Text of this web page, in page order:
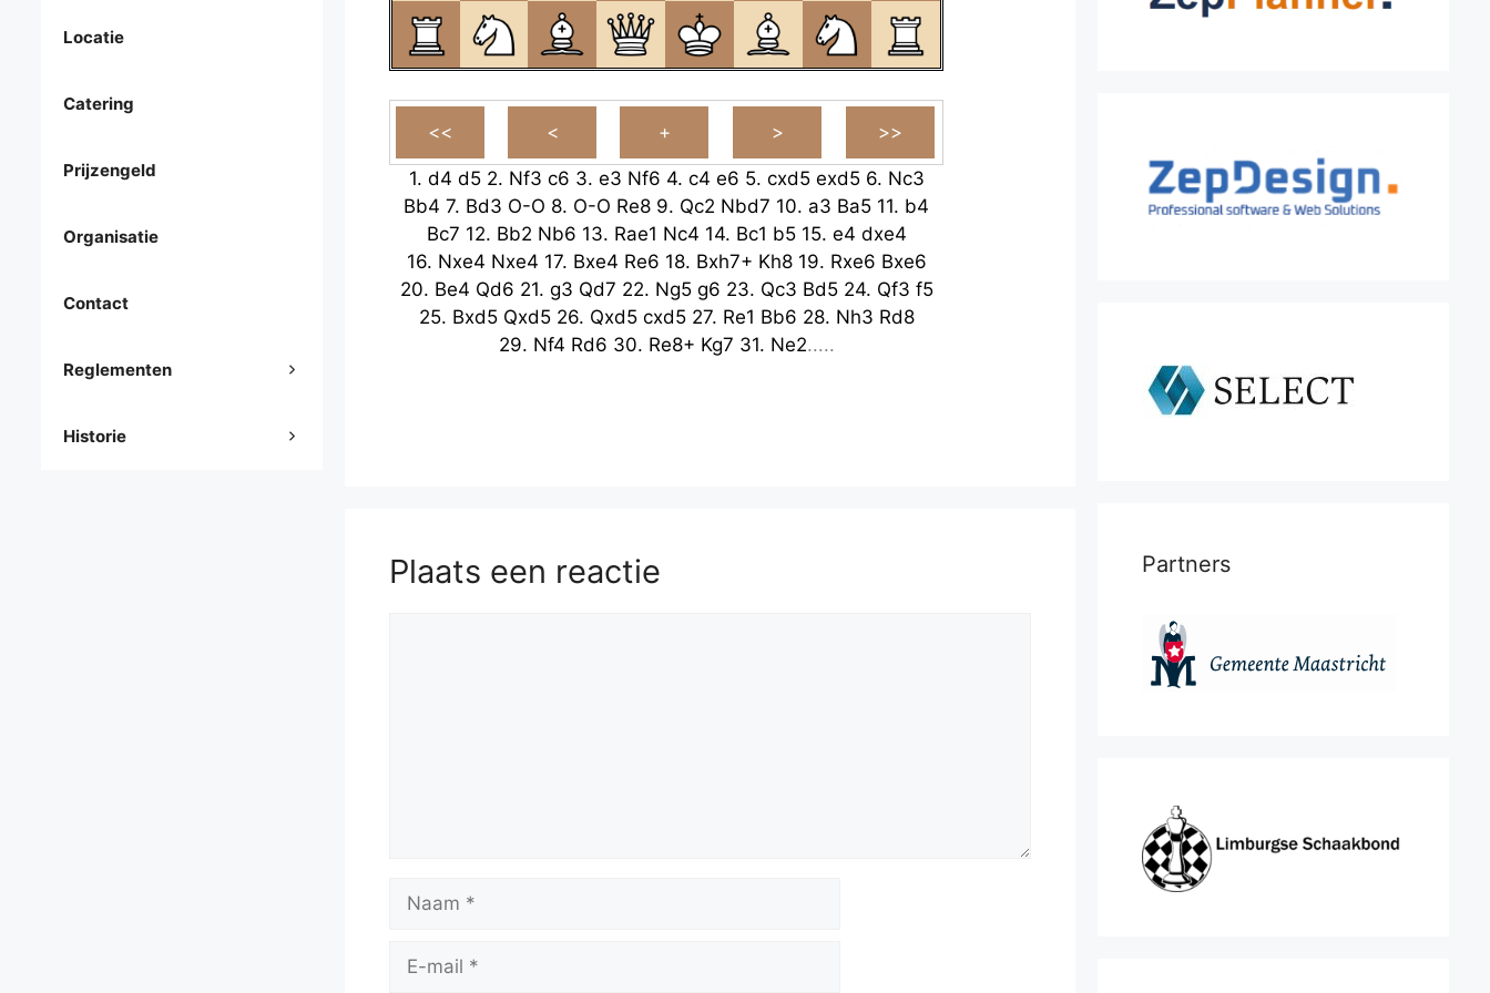
1. d4 d5 2. Nf3 c6 3. e3 Nf6 4. c4 e6 5. cxd5 exd5 6. Nc3
Bb4 7. Bd3 O-O 8. O-O Re8 9. Qc2 Nbd7 10. a3 Ba5 11. b4
Bc7 12. Bb2 Nb6 13. Rae1 Nc4 14. Bc1 b5 15. e4 dxe4
16. Nxe4 Nxe4 17. Bxe4 Re6 18. Bxh7+ Kh8 19. Rxe6 Bxe6
20. Be4 Qd6 21. g3 Qd7 22. Ng5 g6 23. Qc3 Bd5 24. Qf3 f5
25. Bxd5 Qxd5 26. Qxd5 cxd5 27. Re1 Bb6 28. Nh3 Rd8
29. Nf4 Rd6 30. Re8+ Kg7 31. Ne2.....
Plaats een reactie
mail
Locatie
Catering
Prijzengeld
Organisatie
Contact
Reglementen
Historie
Partners